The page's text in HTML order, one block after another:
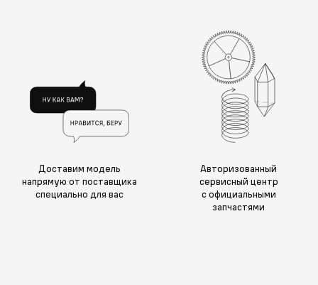
Доставим модель
напрямую от поставщика
специально для вас
Авторизованный
сервисный центр
с официальными
запчастями